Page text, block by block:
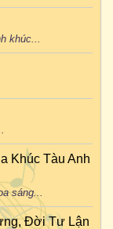
khúc...
Khúc Tàu Anh
sáng...
Đời Tư Lận